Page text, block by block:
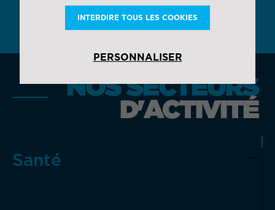
NOS SECTEURS
D'ACTIVITÉ
Santé
INTERDIRE TOUS LES COOKIES
PERSONNALISER